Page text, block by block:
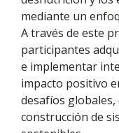
mediante un
A través de este
participantes
e implementar
impacto positivo
desafíos
construcción de